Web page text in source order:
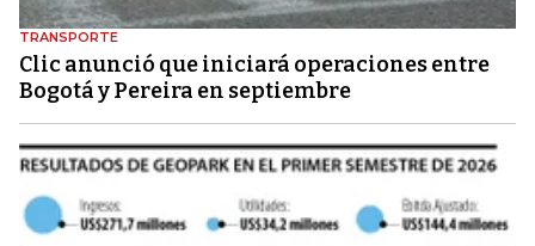
TRANSPORTE
Clic anunció que iniciará operaciones entre
Bogotá y Pereira en septiembre